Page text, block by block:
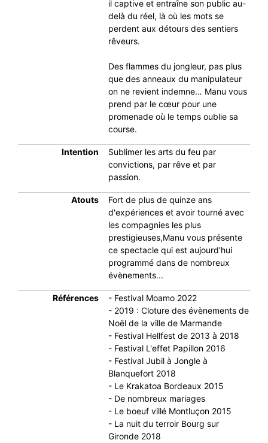
il captive et entraîne son public au-
delà du réel, là où les mots se
perdent aux détours des sentiers
rêveurs.
Des flammes du jongleur, pas plus
que des anneaux du manipulateur
on ne revient indemne… Manu vous
prend par le cœur pour une
promenade où le temps oublie sa
course.
Intention
Sublimer les arts du feu par
convictions, par rêve et par
passion.
Atouts
Fort de plus de quinze ans
d'expériences et avoir tourné avec
les compagnies les plus
prestigieuses,Manu vous présente
ce spectacle qui est aujourd'hui
programmé dans de nombreux
évènements...
Références
- Festival Moamo 2022
- 2019 : Cloture des évènements de
Noël de la ville de Marmande
- Festival Hellfest de 2013 à 2018
- Festival L'effet Papillon 2016
- Festival Jubil à Jongle à
Blanquefort 2018
- Le Krakatoa Bordeaux 2015
- De nombreux mariages
- Le boeuf villé Montluçon 2015
- La nuit du terroir Bourg sur
Gironde 2018